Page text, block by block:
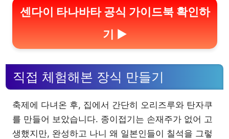
센다이 타나바타 공식 가이드북 확인하
기 ▶
직접 체험해본 장식 만들기
축제에 다녀온 후, 집에서 간단히 오리즈루와 탄자쿠
를 만들어 보았습니다. 종이접기는 손재주가 없어 고
생했지만, 완성하고 나니 왜 일본인들이 칠석을 그렇